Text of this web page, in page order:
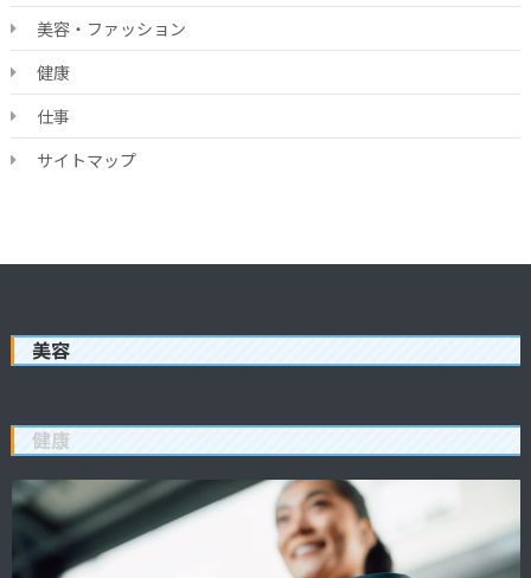
美容・ファッション
健康
仕事
サイトマップ
美容
健康